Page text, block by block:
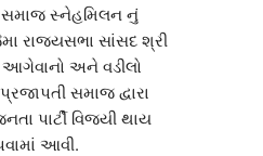
સમાજ સ્નેહમિલન નું
રાજ્યસભા સાંસદ શ્રી
અને વડીલો
સમાજ દ્વારા
પાર્ટી વિજયી થાય
આવી.